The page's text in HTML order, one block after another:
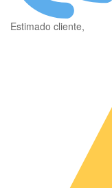
Estimado cliente,